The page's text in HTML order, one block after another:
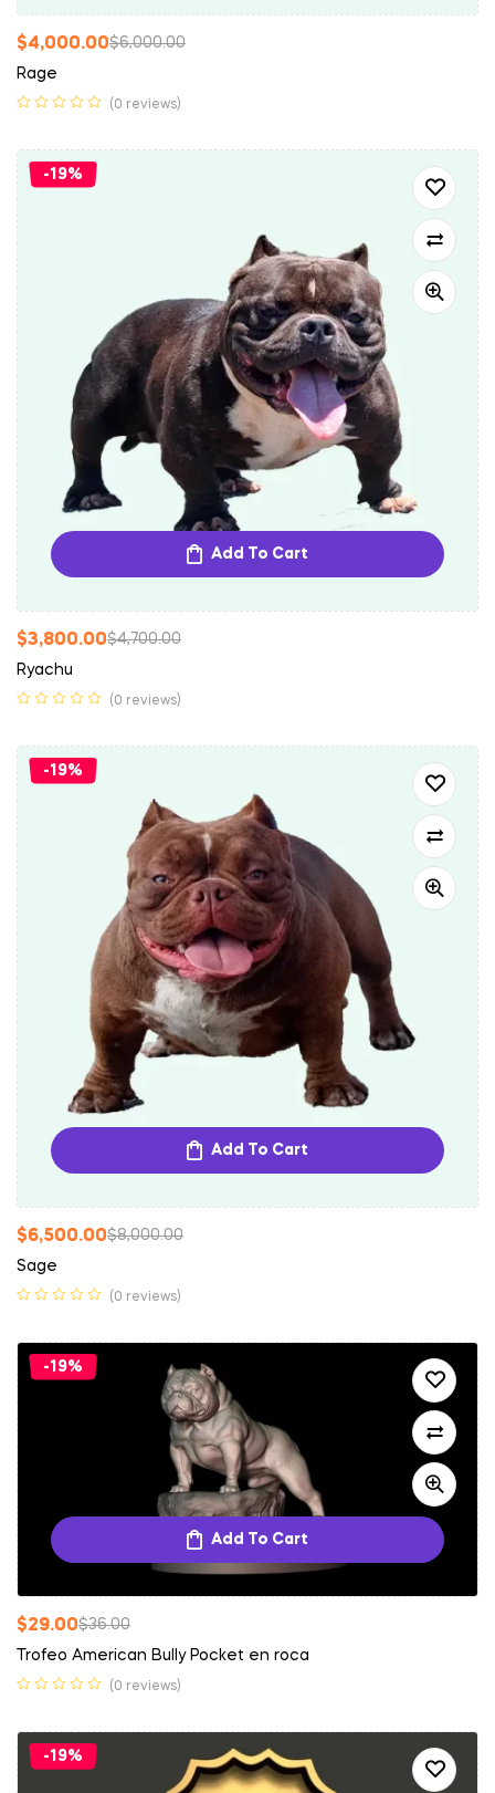
$6,000.00
$4,000.00
Rage
(0 reviews)
-19%
Add To Cart
$4,700.00
$3,800.00
Ryachu
(0 reviews)
-19%
Add To Cart
$8,000.00
$6,500.00
Sage
(0 reviews)
-19%
Add To Cart
$36.00
$29.00
Trofeo American Bully Pocket en roca
(0 reviews)
-19%